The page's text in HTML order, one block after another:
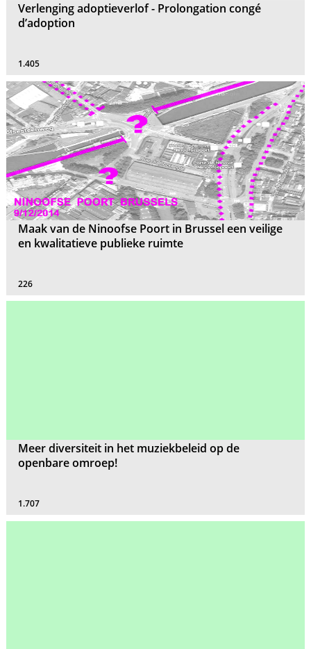
Verlenging adoptieverlof - Prolongation congé
d’adoption
1.405
Maak van de Ninoofse Poort in Brussel een veilige
en kwalitatieve publieke ruimte
226
Meer diversiteit in het muziekbeleid op de
openbare omroep!
1.707